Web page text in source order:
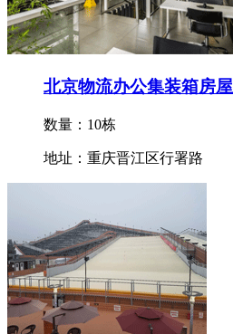
北京物流办公集装箱房屋
数量：10栋
地址：重庆晋江区行署路